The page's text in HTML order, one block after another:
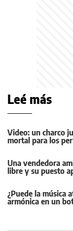
Leé más
Video: un charco
mortal para los
Una vendedora
libre y su puesto
¿Puede la música
armónica en un